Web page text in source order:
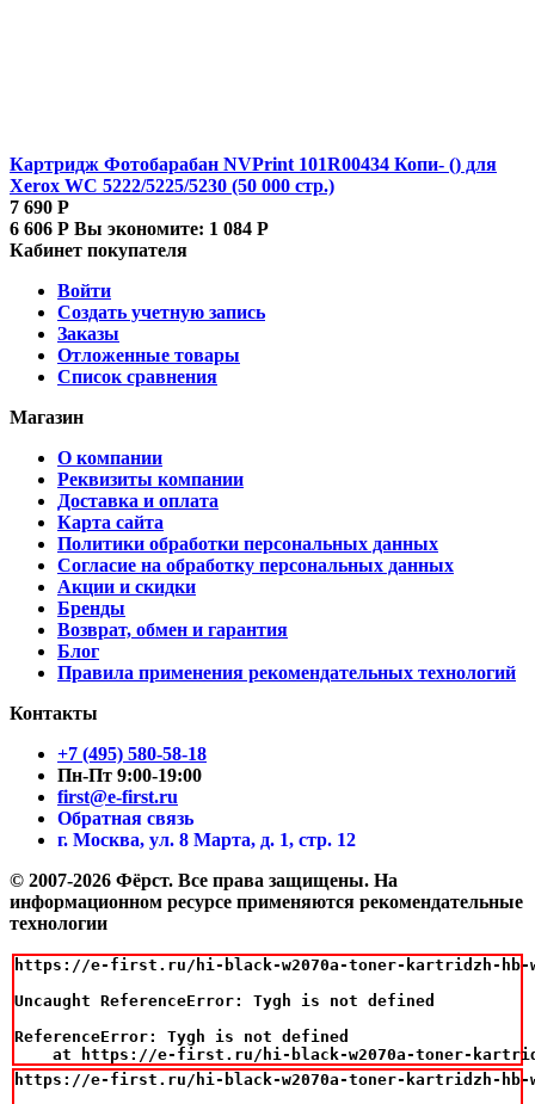
Картридж Фотобарабан NVPrint 101R00434 Копи- () для
Xerox WC 5222/5225/5230 (50 000 стр.)
7 690 Р
6 606 Р Вы экономите: 1 084 Р
Кабинет покупателя
Войти
Создать учетную запись
Заказы
Отложенные товары
Список сравнения
Магазин
О компании
Реквизиты компании
Доставка и оплата
Карта сайта
Политики обработки персональных данных
Согласие на обработку персональных данных
Акции и скидки
Бренды
Возврат, обмен и гарантия
Блог
Правила применения рекомендательных технологий
Контакты
+7 (495) 580-58-18
Пн-Пт 9:00-19:00
first@e-first.ru
Обратная связь
г. Москва, ул. 8 Марта, д. 1, стр. 12
© 2007-2026 Фёрст. Все права защищены. На
информационном ресурсе применяются рекомендательные
технологии
https://e-first.ru/hi-black-w2070a-toner-kartridzh-hb-
Uncaught ReferenceError: Tygh is not defined
ReferenceError: Tygh is not defined
at https://e-first.ru/hi-black-w2070a-toner-
https://e-first.ru/hi-black-w2070a-toner-kartridzh-hb-